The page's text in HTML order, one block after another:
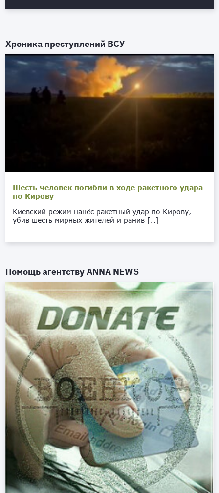
Хроника преступлений ВСУ
Шесть человек погибли в ходе ракетного удара
по Кирову
Киевский режим нанёс ракетный удар по Кирову,
убив шесть мирных жителей и ранив […]
Помощь агентствуANNA NEWS